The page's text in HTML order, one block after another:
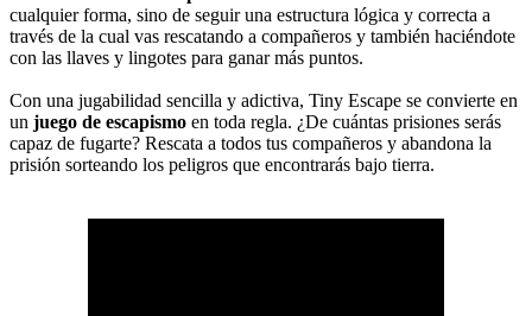
cualquier forma, sino de seguir una estructura lógica y correcta a
través de la cual vas rescatando a compañeros y también haciéndote
con las llaves y lingotes para ganar más puntos.
Con una jugabilidad sencilla y adictiva, Tiny Escape se convierte en
un juego de escapismo en toda regla. ¿De cuántas prisiones serás
capaz de fugarte? Rescata a todos tus compañeros y abandona la
prisión sorteando los peligros que encontrarás bajo tierra.